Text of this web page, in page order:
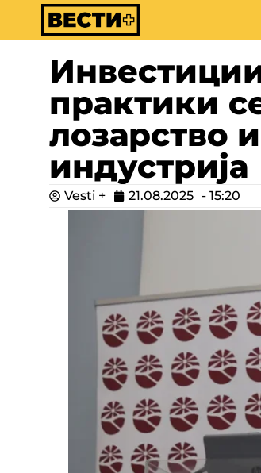
практики
лозарство
индустрија
Vesti + 21.08.2025 - 15:20